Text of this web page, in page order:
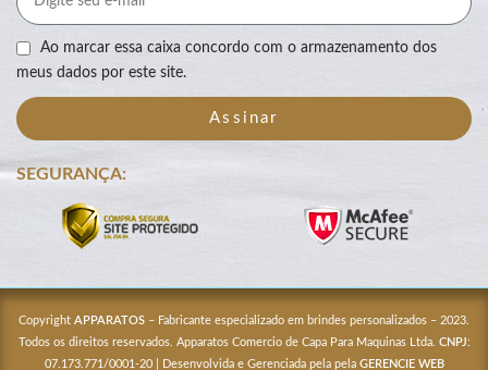
Ao marcar essa caixa concordo com o armazenamento dos
meus dados por este site.
Assinar
SEGURANÇA:
Copyright APPARATOS – Fabricante especializado em brindes personalizados – 2023.
Todos os direitos reservados. Apparatos Comercio de Capa Para Maquinas Ltda. CNPJ:
07.173.771/0001-20 | Desenvolvida e Gerenciada pela pela GERENCIE WEB